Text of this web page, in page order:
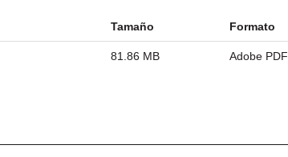
Tamaño Formato
81.86 MB Adobe PDF